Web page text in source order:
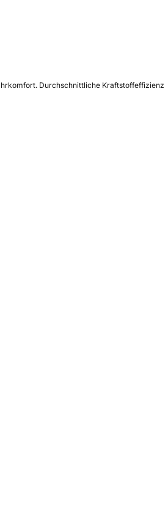
Durchschnittliche Kraftstoffeffizienz